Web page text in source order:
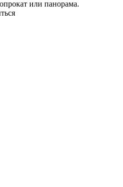
или панорама.